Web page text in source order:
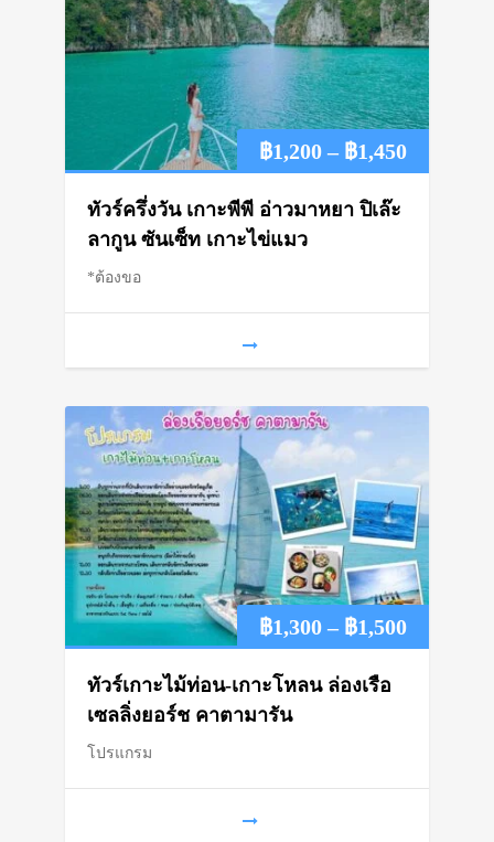
฿1,200 – ฿1,450Price
ทัวร์ครึ่งวัน เกาะพีพี อ่าวมาหยา ปิเล๊ะ
ลากูน ซันเซ็ท เกาะไข่แมว
*ต้องขอ
฿1,300 – ฿1,500Price
ทัวร์เกาะไม้ท่อน-เกาะโหลน ล่องเรือ
เซลลิ่งยอร์ช คาตามารัน
โปรแกรม